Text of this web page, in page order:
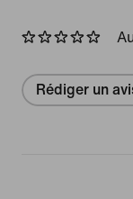
Rédiger un